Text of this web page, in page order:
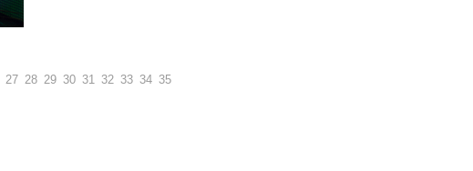
27 28 29 30 31 32 33 34 35